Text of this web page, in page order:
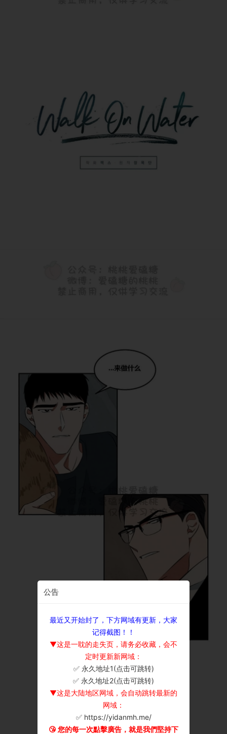
公告
最近又开始封了，下方网域有更新，大家
记得截图！！
▼这是一耽的走失页，请务必收藏，会不
定时更新新网域：
✅ 永久地址1(点击可跳转)
✅ 永久地址2(点击可跳转)
▼这是大陆地区网域，会自动跳转最新的
网域：
✅ https://yidanmh.me/
😘 您的每一次點擊廣告，就是我們堅持下